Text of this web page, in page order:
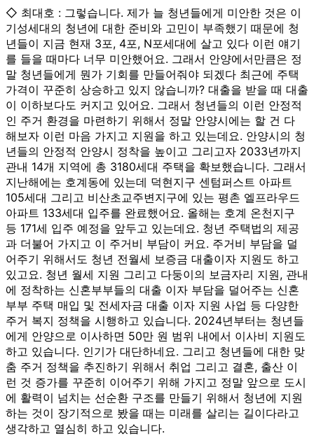
◇ 최대호 : 그렇습니다. 제가 늘 청년들에게 미안한 것은 이
기성세대의 청년에 대한 준비와 고민이 부족했기 때문에 청
년들이 지금 현재 3포, 4포, N포세대에 살고 있다 이런 얘기
를 들을 때마다 너무 미안했어요. 그래서 안양에서만큼은 정
말 청년들에게 뭔가 기회를 만들어줘야 되겠다 최근에 주택
가격이 꾸준히 상승하고 있지 않습니까? 대출을 받을 때 대출
이 이하보다도 커지고 있어요. 그래서 청년들의 이런 안정적
인 주거 환경을 마련하기 위해서 정말 안양시에는 할 건 다
해보자 이런 마음 가지고 지원을 하고 있는데요. 안양시의 청
년들의 안정적 안양시 정착을 높이고 그리고자 2033년까지
관내 14개 지역에 총 3180세대 주택을 확보했습니다. 그래서
지난해에는 호계동에 있는데 덕현지구 센텀퍼스트 아파트
105세대 그리고 비산초교주변지구에 있는 평촌 엘프라우드
아파트 133세대 입주를 완료했어요. 올해는 호계 온천지구
등 171세 입주 예정을 앞두고 있는데요. 청년 주택법의 제공
과 더불어 가지고 이 주거비 부담이 커요. 주거비 부담을 덜
어주기 위해서도 청년 전월세 보증금 대출이자 지원도 하고
있고요. 청년 월세 지원 그리고 다둥이의 보금자리 지원, 관내
에 정착하는 신혼부부들의 대출 이자 부담을 덜어주는 신혼
부부 주택 매입 및 전세자금 대출 이자 지원 사업 등 다양한
주거 복지 정책을 시행하고 있습니다. 2024년부터는 청년들
에게 안양으로 이사하면 50만 원 범위 내에서 이사비 지원도
하고 있습니다. 인기가 대단하네요. 그리고 청년들에 대한 맞
춤 주거 정책을 추진하기 위해서 취업 그리고 결혼, 출산 이
런 것 증가를 꾸준히 이어주기 위해 가지고 정말 앞으로 도시
에 활력이 넘치는 선순환 구조를 만들기 위해서 청년에 지원
하는 것이 장기적으로 봤을 때는 미래를 살리는 길이다라고
생각하고 열심히 하고 있습니다.